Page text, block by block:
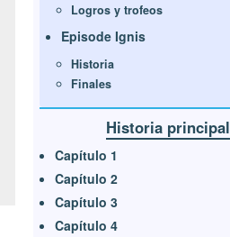
Logros y trofeos
Episode Ignis
Historia
Finales
Historia principal
Capítulo 1
Capítulo 2
Capítulo 3
Capítulo 4